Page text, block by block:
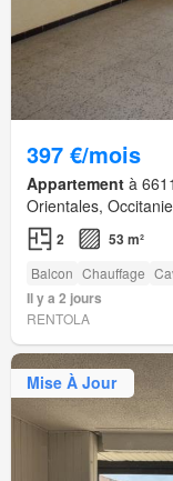
397 €/mois
Appartement à
Orientales, Occitanie
2 53 m²
Balcon Chauffage
Il y a 2 jours
RENTOLA
Mise À Jour